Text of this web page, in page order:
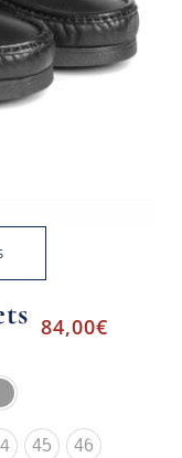
84,00€
45 46